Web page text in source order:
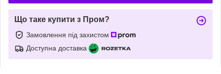
Що таке купити з Пром?
Замовлення під захистом
Доступна доставка